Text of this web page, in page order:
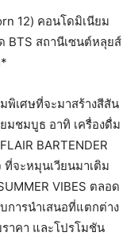
12) คอนโดมิเนียม
BTS สถานีเซนต์หลุยส์
พิเศษที่จะมาสร้างสีสัน
มชมบูธ อาทิ เครื่องดื่ม
BARTENDER
จะหมุนเวียนมาเติม
VIBES ตลอด
การนำเสนอที่แตกต่าง
าคา และโปรโมชัน